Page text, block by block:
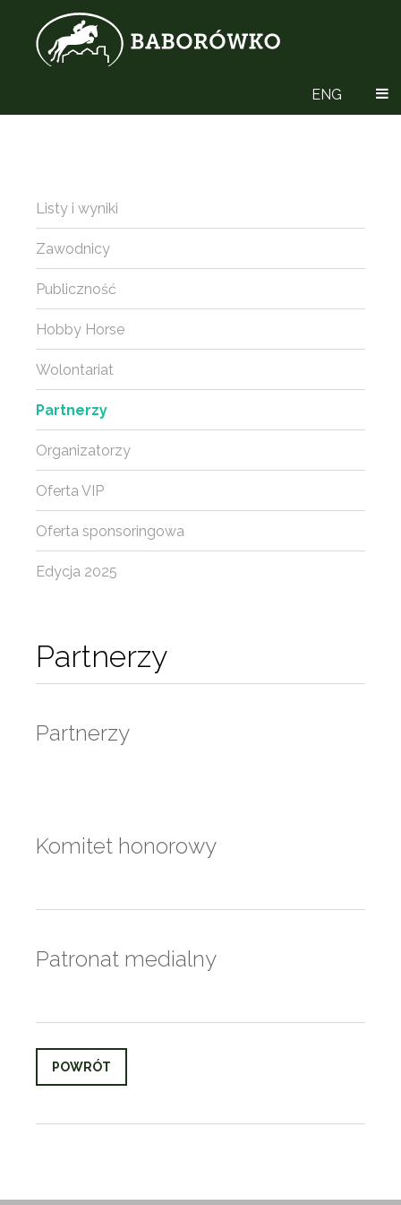
ENG
Partnerzy
Partnerzy
Komitet honorowy
Patronat medialny
POWRÓT
Listy i wyniki
Zawodnicy
Publiczność
Hobby Horse
Wolontariat
Partnerzy
Organizatorzy
Oferta VIP
Oferta sponsoringowa
Edycja 2025